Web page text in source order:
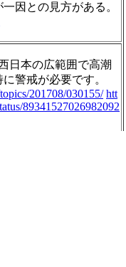
因との見方がある。
日本の広範囲で高潮
警戒が必要です。
201708/030155/ htt
89341527026982092